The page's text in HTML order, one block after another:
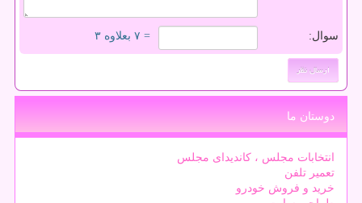
سوال: = ۷ بعلاوه ۳
دوستان ما
انتخابات مجلس ، کاندیدای مجلس
تعمیر تلفن
خرید و فروش خودرو